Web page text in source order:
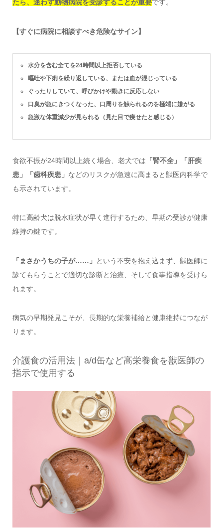
たら、迷わず動物病院を受診することが重要です。
【すぐに病院に相談すべき危険なサイン】
水分を含む全てを24時間以上拒否している
嘔吐や下痢を繰り返している、または血が混じっている
ぐったりしていて、呼びかけや動きに反応しない
口臭が急にきつくなった、口周りを触られるのを極端に嫌がる
急激な体重減少が見られる（見た目で痩せたと感じる）
食欲不振が24時間以上続く場合、老犬では 「腎不全」「肝疾
患」「歯科疾患」 などのリスクが急速に高まると獣医内科学で
も示されています。
特に高齢犬は脱水症状が早く進行するため、早期の受診が健康
維持の鍵です。
「まさかうちの子が……」 という不安を抱え込まず、獣医師に
診てもらうことで適切な診断と治療、そして食事指導を受けら
れます。
病気の早期発見こそが、長期的な栄養補給と健康維持につなが
ります。
介護食の活用法｜a/d缶など高栄養食を獣医師の
指示で使用する